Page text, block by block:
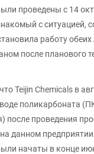
проведены с 14
с ситуацией,
работу
после планового
Teijin Chemicals в
поликарбоната
после проведения
данном
начаты в конце